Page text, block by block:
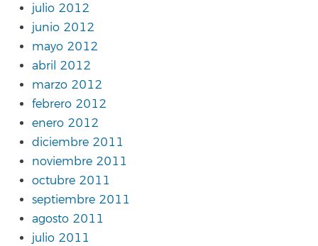
julio 2012
junio 2012
mayo 2012
abril 2012
marzo 2012
febrero 2012
enero 2012
diciembre 2011
noviembre 2011
octubre 2011
septiembre 2011
agosto 2011
julio 2011